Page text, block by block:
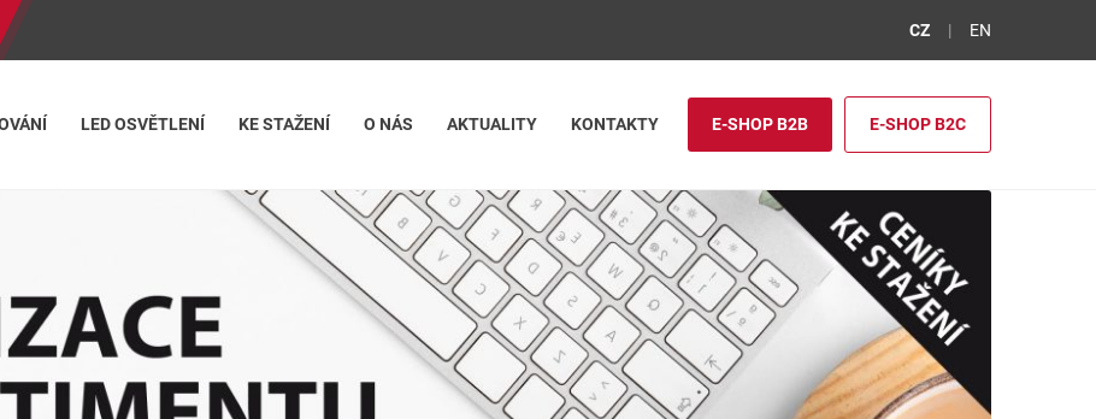
CZ EN
LED OSVĚTLENÍ KE STAŽENÍ O NÁS AKTUALITY KONTAKTY E-SHOP B2B E-SHOP B2C